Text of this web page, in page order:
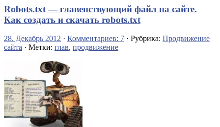
Robots.txt — главенствующий файл на сайте.
Как создать и скачать robots.txt
28. Декабрь 2012 · Комментариев: 7 · Рубрика: Продвижение
сайта · Метки: глав, продвижение